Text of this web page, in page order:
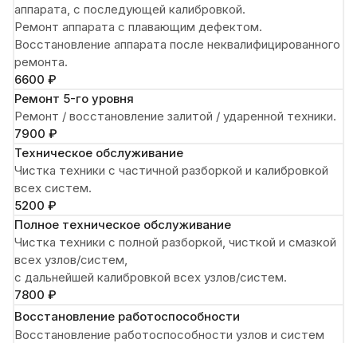
аппарата, с последующей калибровкой.
Ремонт аппарата с плавающим дефектом.
Восстановление аппарата после неквалифицированного
ремонта.
6600 ₽
Ремонт 5-го уровня
Ремонт / восстановление залитой / ударенной техники.
7900 ₽
Техническое обслуживание
Чистка техники с частичной разборкой и калибровкой
всех систем.
5200 ₽
Полное техническое обслуживание
Чистка техники с полной разборкой, чисткой и смазкой
всех узлов/систем,
с дальнейшей калибровкой всех узлов/систем.
7800 ₽
Восстановление работоспособности
Восстановление работоспособности узлов и систем